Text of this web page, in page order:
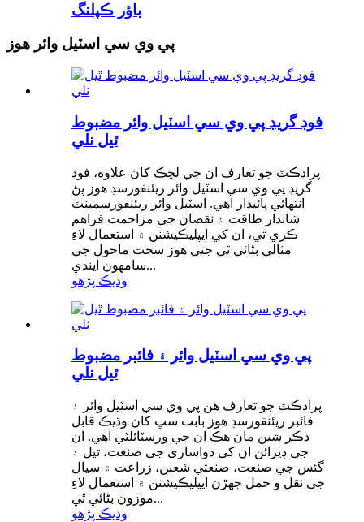
باؤر ڪپلنگ
پي وي سي اسٽيل وائر هوز
فوڊ گريڊ پي وي سي اسٽيل وائر مضبوط
ٿيل نلي
پراڊڪٽ جو تعارف ان جي لچڪ کان علاوه، فوڊ
گريڊ پي وي سي اسٽيل وائر ريئنفورسڊ هوز پڻ
انتهائي پائيدار آهي. اسٽيل وائر ريئنفورسمينٽ
شاندار طاقت ۽ نقصان جي مزاحمت فراهم
ڪري ٿي، ان کي ايپليڪيشنن ۾ استعمال لاءِ
مثالي بڻائي ٿي جتي هوز سخت ماحول جي
سامهون ايندي...
وڌيڪ پڙهو
پي وي سي اسٽيل وائر ۽ فائبر مضبوط
ٿيل نلي
پراڊڪٽ جو تعارف هن پي وي سي اسٽيل وائر ۽
فائبر ريئنفورسڊ هوز بابت سڀ کان وڌيڪ قابل
ذڪر شين مان هڪ ان جي ورسٽائلٽي آهي. ان
جي ڊيزائن ان کي دواسازي جي صنعت، تيل ۽
گئس جي صنعت، صنعتي شعبن، زراعت ۾ سيال
جي نقل و حمل جهڙن ايپليڪيشنن ۾ استعمال لاءِ
موزون بڻائي ٿي...
وڌيڪ پڙهو